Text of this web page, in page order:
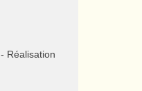
- Réalisation